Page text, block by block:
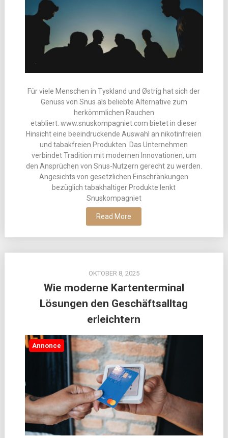
Für viele Menschen in Tyskland und Østrig hat sich der
Genuss von Snus als beliebte Alternative zum
herkömmlichen Rauchen
etabliert. www.snuskompagniet.com bietet in dieser
Hinsicht eine beeindruckende Auswahl an nikotinfreien
und tabakfreien Produkten. Das Unternehmen
verbindet Tradition mit modernen Innovationen, um
den Ansprüchen von Snus-Nutzern gerecht zu werden.
Angesichts von gesetzlichen Einschränkungen
bezüglich tabakhaltiger Produkte lenkt
Snuskompagniet
Read More
OKTOBER 8, 2025
Wie moderne Kartenterminal
Lösungen den Geschäftsalltag
erleichtern
Annonce